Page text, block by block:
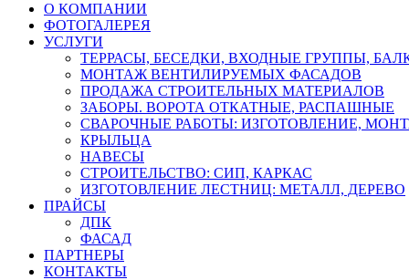
О КОМПАНИИ
ФОТОГАЛЕРЕЯ
УСЛУГИ
ТЕРРАСЫ, БЕСЕДКИ, ВХОДНЫЕ ГРУППЫ,
МОНТАЖ ВЕНТИЛИРУЕМЫХ ФАСАДОВ
ПРОДАЖА СТРОИТЕЛЬНЫХ МАТЕРИАЛОВ
ЗАБОРЫ. ВОРОТА ОТКАТНЫЕ, РАСПАШНЫЕ
СВАРОЧНЫЕ РАБОТЫ: ИЗГОТОВЛЕНИЕ,
КРЫЛЬЦА
НАВЕСЫ
СТРОИТЕЛЬСТВО: СИП, КАРКАС
ИЗГОТОВЛЕНИЕ ЛЕСТНИЦ: МЕТАЛЛ, ДЕРЕВО
ПРАЙСЫ
ДПК
ФАСАД
ПАРТНЕРЫ
КОНТАКТЫ